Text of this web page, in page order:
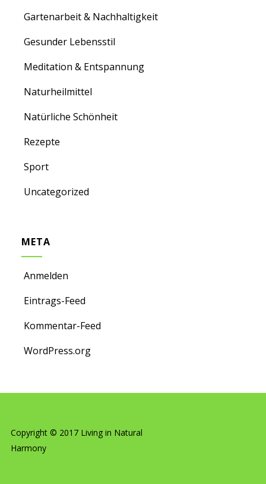
Gartenarbeit & Nachhaltigkeit
Gesunder Lebensstil
Meditation & Entspannung
Naturheilmittel
Natürliche Schönheit
Rezepte
Sport
Uncategorized
META
Anmelden
Eintrags-Feed
Kommentar-Feed
WordPress.org
Copyright © 2017 Living in Natural
Harmony